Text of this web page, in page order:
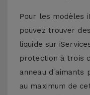
Pour les modèles
pouvez trouver
liquide sur
protection à trois
anneau d'aimants
au maximum de